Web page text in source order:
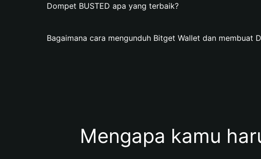
Dompet BUSTED apa yang terbaik?
Bagaimana cara mengunduh Bitget Wallet dan membuat
Mengapa kamu